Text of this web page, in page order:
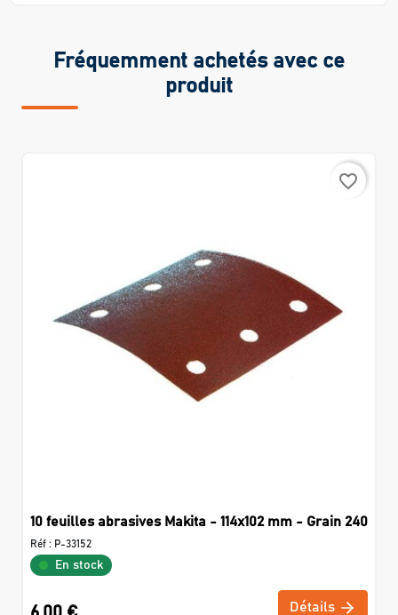
Fréquemment achetés avec ce
produit
favorite_border
10 feuilles abrasives Makita - 114x102 mm - Grain 240
Réf : P-33152
En stock
Détails